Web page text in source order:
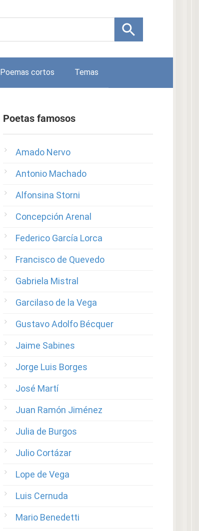
Poemas cortos Temas
Poetas famosos
Amado Nervo
Antonio Machado
Alfonsina Storni
Concepción Arenal
Federico García Lorca
Francisco de Quevedo
Gabriela Mistral
Garcilaso de la Vega
Gustavo Adolfo Bécquer
Jaime Sabines
Jorge Luis Borges
José Martí
Juan Ramón Jiménez
Julia de Burgos
Julio Cortázar
Lope de Vega
Luis Cernuda
Mario Benedetti